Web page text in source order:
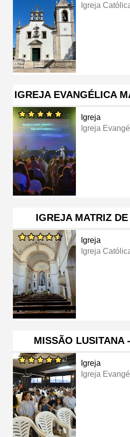
Igreja
IGREJA EVANGÉLICA
Igreja
Igreja
IGREJA MATRIZ
Igreja
Igreja
MISSÃO LUSITANA
Igreja
Igreja